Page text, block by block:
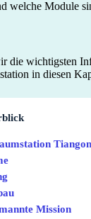
welche Module
die wichtigsten
in diesen
Mission